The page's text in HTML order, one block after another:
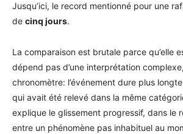
Jusqu’ici, le record mentionné pour une
de cinq jours.
La comparaison est brutale parce qu’elle
dépend pas d’une interprétation
chronomètre: l’événement dure plus
qui avait été relevé dans la même
explique le glissement progressif, dans le
entre un phénomène pas inhabituel au